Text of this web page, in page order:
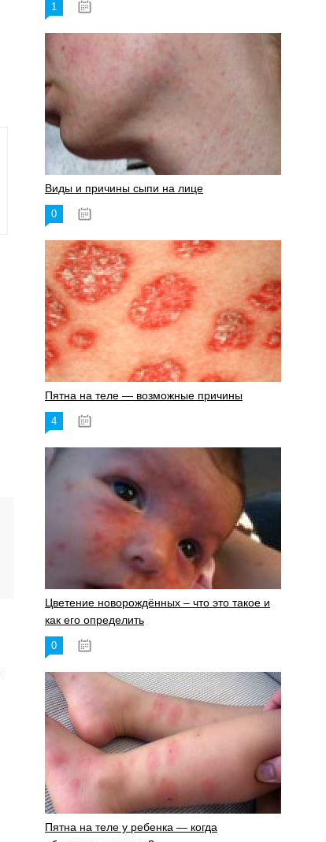
1
Виды и причины сыпи на лице
0
Пятна на теле — возможные причины
4
Цветение новорождённых – что это такое и
как его определить
0
Пятна на теле у ребенка — когда